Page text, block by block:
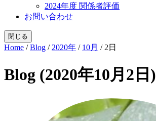
2024年度 関係者評価
お問い合わせ
閉じる
Home /Blog / 2020年 / 10月 / 2日
Blog (2020年10月2日)